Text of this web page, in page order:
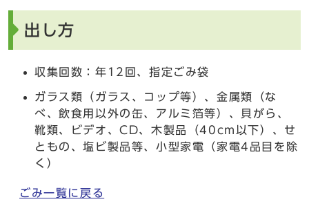
出し方
収集回数：年12回、指定ごみ袋
ガラス類（ガラス、コップ等）、金属類（な
べ、飲食用以外の缶、アルミ箔等）、貝がら、
靴類、ビデオ、CD、木製品（40cm以下）、せ
ともの、塩ビ製品等、小型家電（家電4品目を除
く）
ごみ一覧に戻る